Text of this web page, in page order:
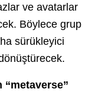
ve avatarlar
Böylece grup
sürükleyici
“metaverse”